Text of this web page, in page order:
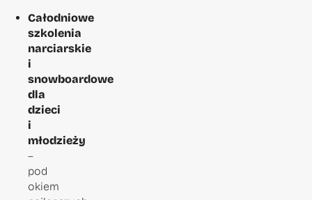
Całodniowe
szkolenia
narciarskie
i
snowboardowe
dla
dzieci
i
młodzieży
–
pod
okiem